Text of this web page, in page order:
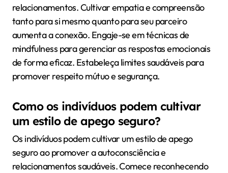
relacionamentos. Cultivar empatia e compreensão
tanto para si mesmo quanto para seu parceiro
aumenta a conexão. Engaje-se em técnicas de
mindfulness para gerenciar as respostas emocionais
de forma eficaz. Estabeleça limites saudáveis para
promover respeito mútuo e segurança.
Como os indivíduos podem cultivar
um estilo de apego seguro?
Os indivíduos podem cultivar um estilo de apego
seguro ao promover a autoconsciência e
relacionamentos saudáveis. Comece reconhecendo